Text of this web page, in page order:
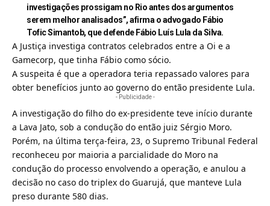
investigações prossigam no Rio antes dos argumentos
serem melhor analisados”, afirma o advogado Fábio
Tofic Simantob, que defende Fábio Luís Lula da Silva.
A Justiça investiga contratos celebrados entre a Oi e a
Gamecorp, que tinha Fábio como sócio.
A suspeita é que a operadora teria repassado valores para
obter benefícios junto ao governo do então presidente Lula.
- Publicidade -
A investigação do filho do ex-presidente teve início durante
a Lava Jato, sob a condução do então juiz Sérgio Moro.
Porém, na última terça-feira, 23, o Supremo Tribunal Federal
reconheceu por maioria a parcialidade do Moro na
condução do processo envolvendo a operação, e anulou a
decisão no caso do triplex do Guarujá, que manteve Lula
preso durante 580 dias.